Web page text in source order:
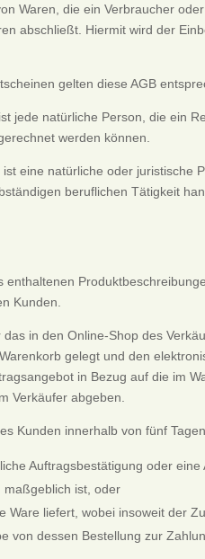
Waren, die ein Verbraucher
abschließt. Hiermit wird der
gelten diese AGB
jede natürliche Person, die ein
werden können.
eine natürliche oder
beruflichen Tätigkeit
enthaltenen
Kunden.
in den Online-Shop des
gelegt und den
in Bezug auf die im
Verkäufer abgeben.
Kunden innerhalb von fünf
Auftragsbestätigung oder
maßgeblich ist, oder
Ware liefert, wobei insoweit der
von dessen Bestellung zur